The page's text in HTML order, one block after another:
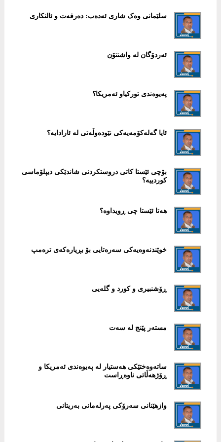
سلێمانی وەک شاری ئەدەب: دەرفەت و ئالنکاری
ئەردۆگان لە واشنتۆن
پەیوەندی تورکیاو ئەمریکا؟
ئایا گەلەکۆمەیەکی نێودەوڵەتی لە ئارادایە؟
بۆچی ئێستا کاتی دروستکردنی شاندێکی دیپلۆماسی
کوردییە؟
هەتا ئێستا چی ڕویداوە؟
خوێندنەوەیەکی سەرەتایی بۆ بڕیارەکەی ترەمپ
ڕۆشنبیری و کورد و گلەیی
مستەر پێنج لە سەت
ساتەوەختێکی هەستیار لە پەیوەندی ئەمریکا و
ڕۆژهەڵاتی ناوەڕاست
وازهێنانی سەرۆکی پەرلەمانی بەریتانی